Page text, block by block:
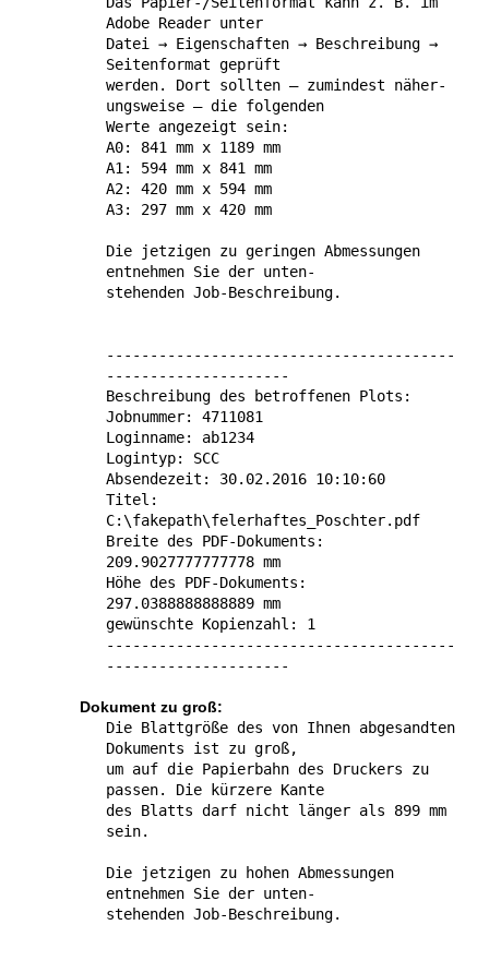
Adobe Reader unter
Datei → Eigenschaften → Beschrei­bung →
Seiten­format geprüft
werden. Dort sollten – zumindest näher­
ungs­weise – die folgenden
Werte angezeigt sein:
A0: 841 mm x 1189 mm
A1: 594 mm x 841 mm
A2: 420 mm x 594 mm
A3: 297 mm x 420 mm
Die jetzigen zu geringen Abmes­sungen
entnehmen Sie der unten-
stehenden Job-Beschreibung.
----------------------------------------
---------------------
Beschreibung des betroffenen Plots:
Jobnummer: 4711081
Loginname: ab1234
Logintyp: SCC
Absendezeit: 30.02.2016 10:10:60
Titel:
C:\fakepath\felerhaftes_Poschter.pdf
Breite des PDF-Dokuments:
209.9027777777778 mm
Höhe des PDF-Dokuments:
297.0388888888889 mm
gewünschte Kopienzahl: 1
----------------------------------------
---------------------
Dokument zu groß:
Die Blattgröße des von Ihnen abge­sandten
Doku­ments ist zu groß,
um auf die Papierbahn des Druckers zu
passen. Die kürzere Kante
des Blatts darf nicht länger als 899 mm
sein.
Die jetzigen zu hohen Abmes­sungen
entnehmen Sie der unten-
stehenden Job-Beschreibung.